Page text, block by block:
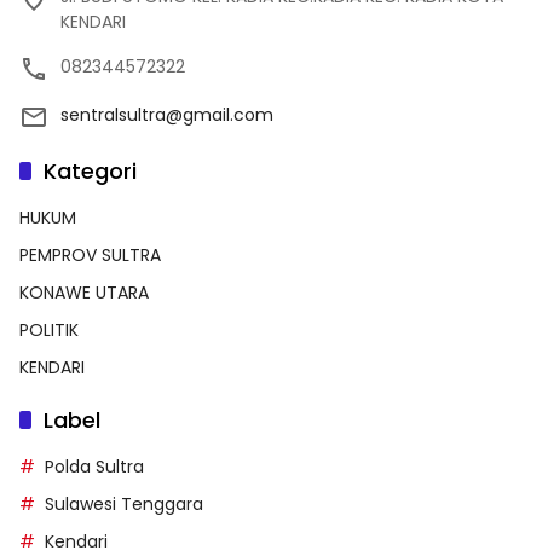
KENDARI
082344572322
sentralsultra@gmail.com
Kategori
HUKUM
PEMPROV SULTRA
KONAWE UTARA
POLITIK
KENDARI
Label
Polda Sultra
Sulawesi Tenggara
Kendari